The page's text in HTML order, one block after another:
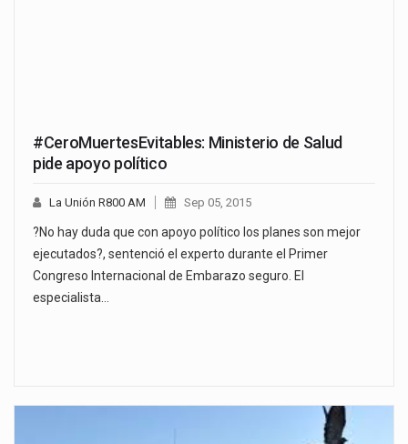
#CeroMuertesEvitables: Ministerio de Salud
pide apoyo político
La Unión R800 AM Sep 05, 2015
?No hay duda que con apoyo político los planes son mejor
ejecutados?, sentenció el experto durante el Primer
Congreso Internacional de Embarazo seguro. El
especialista…